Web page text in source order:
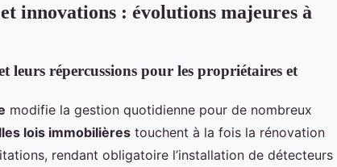
innovations : évolutions majeures à
leurs répercussions pour les propriétaires et
modifie la gestion quotidienne pour de nombreux
lois immobilières touchent à la fois la rénovation
rendant obligatoire l’installation de détecteurs